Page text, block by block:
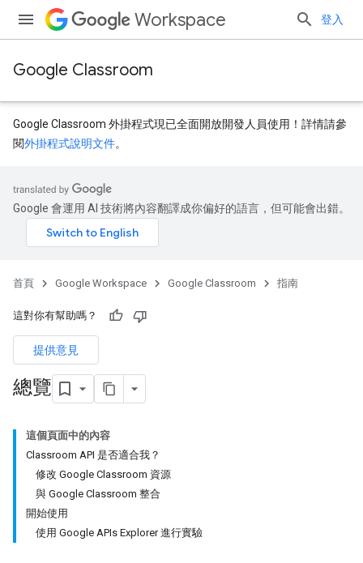
Workspace 登入
Google Classroom
Google Classroom 外掛程式現已全面開放開發人員使用！詳情請參
閱外掛程式說明文件。
Google 會運用 AI 技術將內容翻譯成你偏好的語言，但可能會出錯。
首頁 Google Workspace Google Classroom 指南
這對你有幫助嗎？
提供意見
總覽
這個頁面中的內容
Classroom API 是否適合我？
修改 Google Classroom 資源
與 Google Classroom 整合
開始使用
使用 Google APIs Explorer 進行實驗